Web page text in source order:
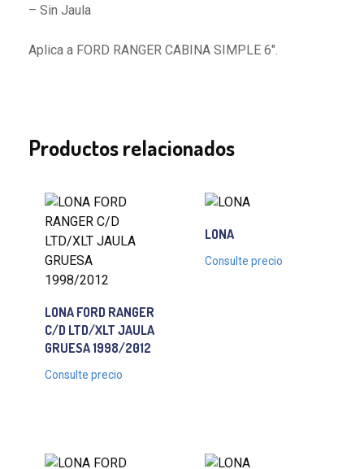
– Sin Jaula
Aplica a FORD RANGER CABINA SIMPLE 6″.
Productos relacionados
LONA FORD RANGER
C/D LTD/XLT JAULA
GRUESA 1998/2012
Consulte precio
LONA
Consulte precio